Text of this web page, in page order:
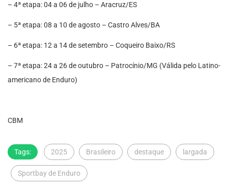
– 4ª etapa: 04 a 06 de julho – Aracruz/ES
– 5ª etapa: 08 a 10 de agosto – Castro Alves/BA
– 6ª etapa: 12 a 14 de setembro – Coqueiro Baixo/RS
– 7ª etapa: 24 a 26 de outubro – Patrocínio/MG (Válida pelo Latino-
americano de Enduro)
CBM
Tags: 2025 Brasileiro destaque largada
Sportbay de Enduro